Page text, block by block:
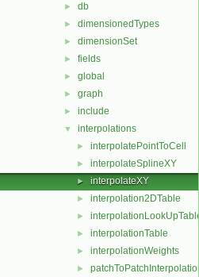
► db
► dimensionedTypes
► dimensionSet
► fields
► global
► graph
► include
▼ interpolations
► interpolatePointToCell
► interpolateSplineXY
► interpolateXY
► interpolation2DTable
► interpolationLookUpTable
► interpolationTable
► interpolationWeights
► patchToPatchInterpolation